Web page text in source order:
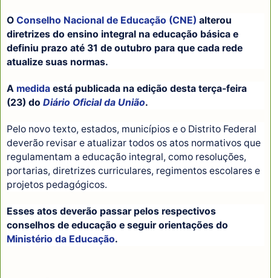
O Conselho Nacional de Educação (CNE) alterou
diretrizes do ensino integral na educação básica e
definiu prazo até 31 de outubro para que cada rede
atualize suas normas.
A medida está publicada na edição desta terça-feira
(23) do Diário Oficial da União.
Pelo novo texto, estados, municípios e o Distrito Federal
deverão revisar e atualizar todos os atos normativos que
regulamentam a educação integral, como resoluções,
portarias, diretrizes curriculares, regimentos escolares e
projetos pedagógicos.
Esses atos deverão passar pelos respectivos
conselhos de educação e seguir orientações do
Ministério da Educação.